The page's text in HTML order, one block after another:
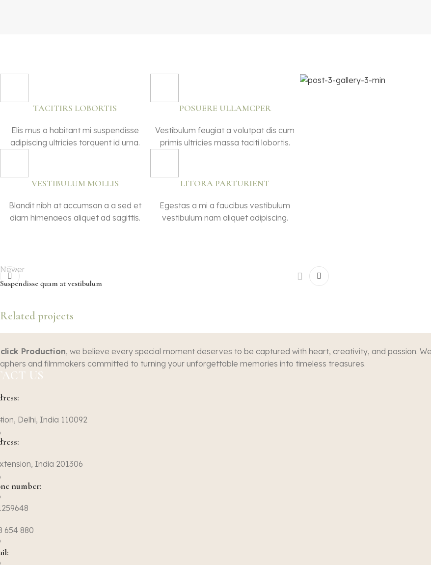
TACITIRS LOBORTIS
Elis mus a habitant mi suspendisse
adipiscing ultricies torquent id urna.
VESTIBULUM MOLLIS
Blandit nibh at accumsan a a sed et
diam himenaeos aliquet ad sagittis.
POSUERE ULLAMCPER
Vestibulum feugiat a volutpat dis cum
primis ultricies massa taciti lobortis.
LITORA PARTURIENT
Egestas a mi a faucibus vestibulum
vestibulum nam aliquet adipiscing.
Newer
Suspendisse quam at vestibulum
Related projects
Furniture
A lacus bibendum pulvinar
Production, we believe every special moment deserves to be captured with heart, creativity, and passion.
and filmmakers committed to turning your unforgettable memories into timeless treasures.
US
Delhi, India 110092
India 201306
number:
654 880